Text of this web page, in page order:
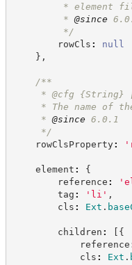
* element fills
* @since
*/
rowCls :
null
} ,
/**
* @cfg {String}
* The name of
* @since 6.0.1
*/
rowClsProperty: '
element :
{
reference : '
tag : ' li ' ,
cls : Ext .
children : [ {
reference
cls : Ext .